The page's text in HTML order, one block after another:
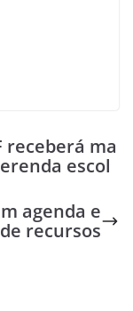
receberá ma
escol
agenda e
recursos